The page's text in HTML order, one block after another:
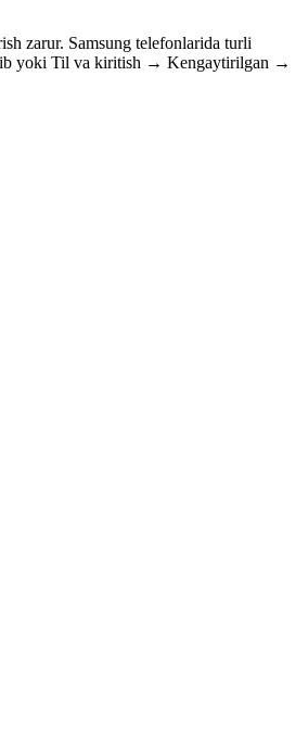
zarur. Samsung telefonlarida turli
yoki Til va kiritish → Kengaytirilgan →